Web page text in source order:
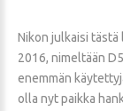
Nikon julkaisi
2016, nimeltään
enemmän
olla nyt paikka